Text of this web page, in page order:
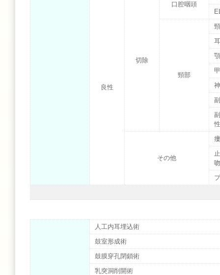
良性
切除
口腔咽頭
頸部
性
その他
人工内耳埋込術
鼓室形成術
鼓膜穿孔閉鎖術
乳突洞削開術